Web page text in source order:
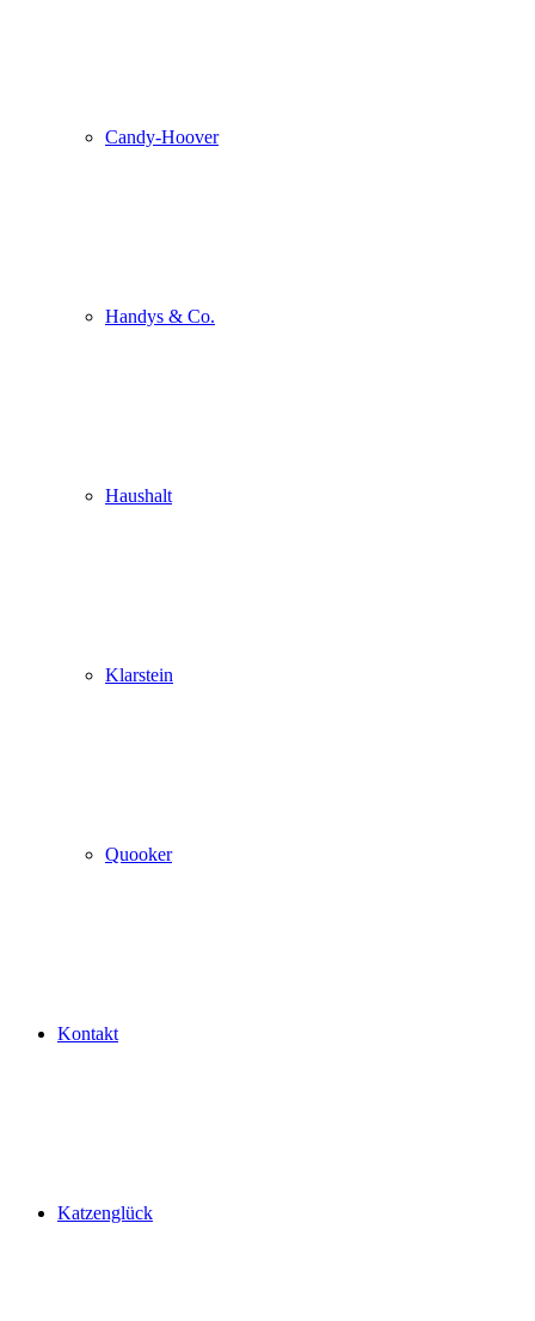
Candy-Hoover
Handys & Co.
Haushalt
Klarstein
Quooker
Kontakt
Katzenglück